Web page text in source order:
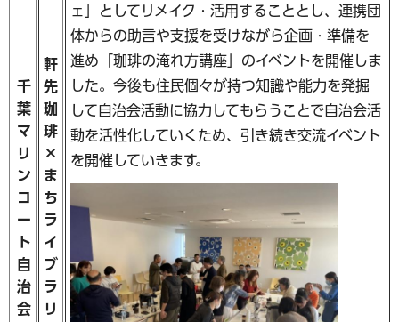
千
葉
マ
リ
ン
コ
ー
ト
自
治
会
軒
先
珈
琲
×
ま
ち
ラ
イ
ブ
ラ
リ
ェ」としてリメイク・活用することとし、連携団
体からの助言や支援を受けながら企画・準備を
進め「珈琲の淹れ方講座」のイベントを開催しま
した。今後も住民個々が持つ知識や能力を発掘
して自治会活動に協力してもらうことで自治会活
動を活性化していくため、引き続き交流イベント
を開催していきます。